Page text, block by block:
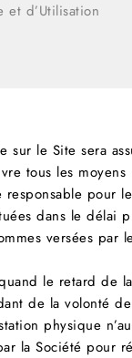
et d’Utilisation
sur le Site sera
tous les
pour
dans le
versées
le retard de
de la volonté
physique
la Société pour